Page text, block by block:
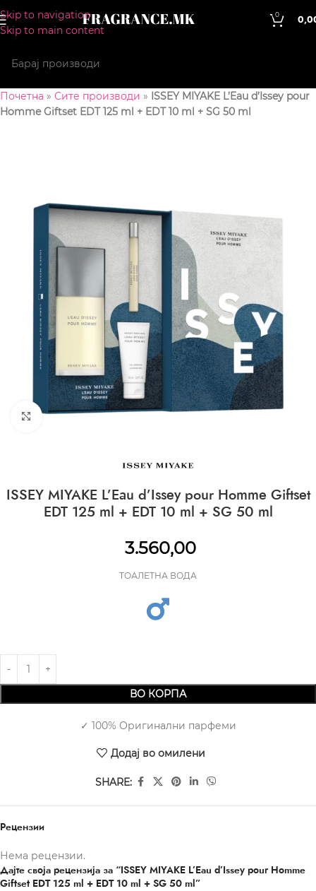
Skip to navigation
Skip to main content
0
Почетна » Сите производи » ISSEY MIYAKE L’Eau d’Issey pour
Homme Giftset EDT 125 ml + EDT 10 ml + SG 50 ml
CLICK TO ENLARGE
ISSEY MIYAKE L’Eau d’Issey pour Homme Giftset
EDT 125 ml + EDT 10 ml + SG 50 ml
3.560,00
ТОАЛЕТНА ВОДА
ВО КОРПА
✓ 100% Оригинални парфеми
Додај во омилени
SHARE:
Рецензии
Нема рецензии.
Дајте своја рецензија за “ISSEY MIYAKE L’Eau d’Issey pour Homme
Giftset EDT 125 ml + EDT 10 ml + SG 50 ml”